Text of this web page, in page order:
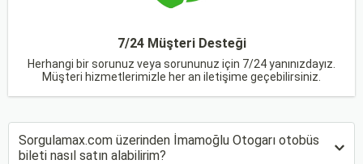
7/24 Müşteri Desteği
Herhangi bir sorunuz veya sorununuz için 7/24 yanınızdayız.
Müşteri hizmetlerimizle her an iletişime geçebilirsiniz.
Sorgulamax.com üzerinden İmamoğlu Otogarı otobüs
bileti nasıl satın alabilirim?